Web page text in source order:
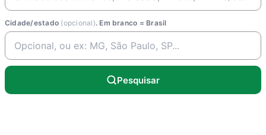
Cidade/estado (opcional). Em branco = Brasil
Pesquisar